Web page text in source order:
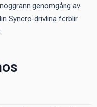
genomgång av
Syncro-drivlina förblir